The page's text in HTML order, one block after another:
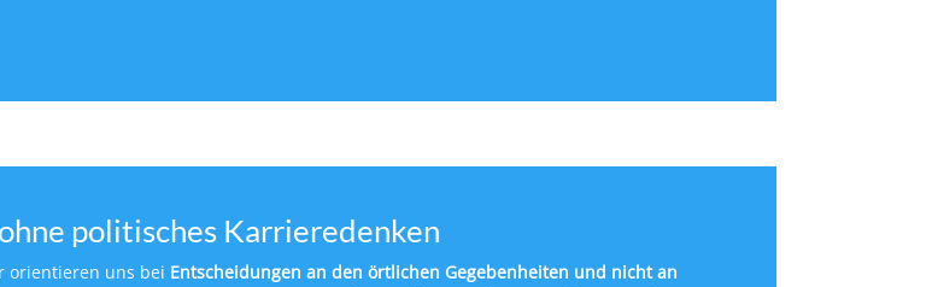
politisches Karrieredenken
orientieren uns bei Entscheidungen an den örtlichen Gegebenheiten und nicht an